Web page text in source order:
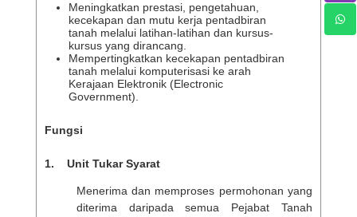
Meningkatkan prestasi, pengetahuan,
kecekapan dan mutu kerja pentadbiran
tanah melalui latihan-latihan dan kursus-
kursus yang dirancang.
Mempertingkatkan kecekapan pentadbiran
tanah melalui komputerisasi ke arah
Kerajaan Elektronik (Electronic
Government).
Fungsi
1. Unit Tukar Syarat
Menerima dan memproses permohonan yang
diterima daripada semua Pejabat Tanah